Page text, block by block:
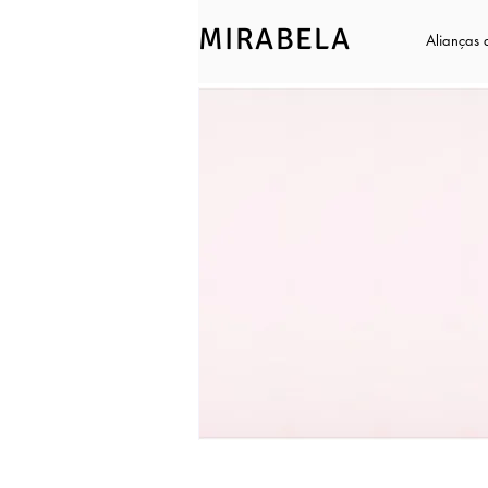
MIRABELA Alianças